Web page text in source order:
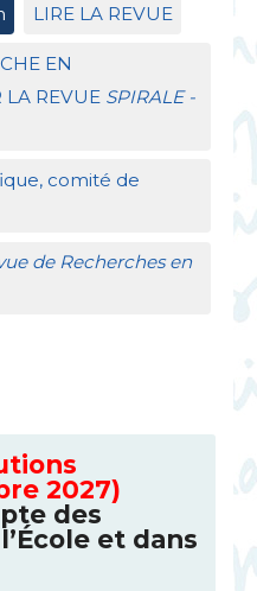
LIRE LA REVUE
EN
LA REVUE SPIRALE-
comité de
de Recherches en
2027)
des
et dans